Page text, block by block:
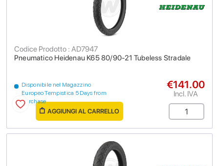
Pneumatico Heidenau K65 80/90-21 Tubeless Stradale
Codice Prodotto : AD7947
Disponibile nel Magazzino
Europeo Tempistica 5 Days from
purchase
€141.00
Incl. IVA
AGGIUNGI AL CARRELLO